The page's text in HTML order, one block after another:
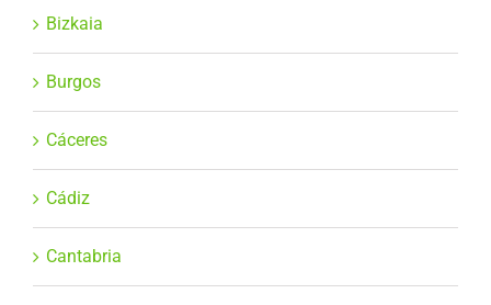
Bizkaia
Burgos
Cáceres
Cádiz
Cantabria